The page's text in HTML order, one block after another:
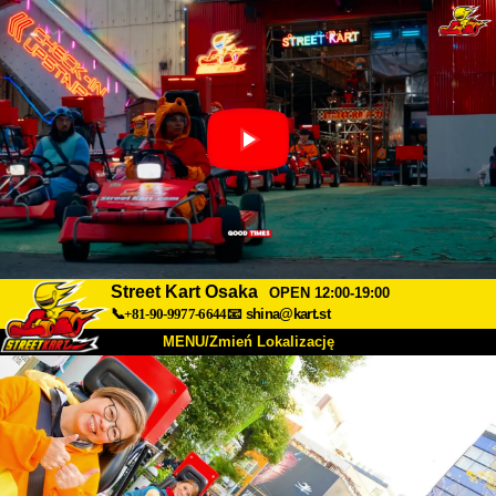
Street Kart Osaka
OPEN 12:00-19:00
📞+81-90-9977-6644📧 shina@kart.st
MENU/Zmień Lokalizację
TOP
O nas Specyfikacja
Dojazd Opinie